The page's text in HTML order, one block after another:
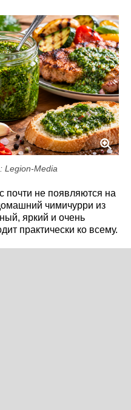
Media
почти не появляются на
чимичурри из
яркий и очень
практически ко всему.